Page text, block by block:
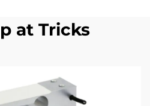
at Tricks